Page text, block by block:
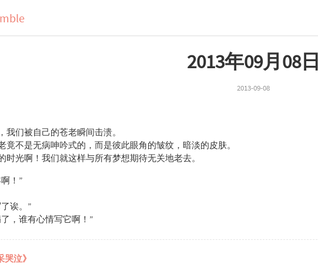
2013年09月08日
2013-09-08
我们被自己的苍老瞬间击溃。
竟不是无病呻吟式的，而是彼此眼角的皱纹，暗淡的皮肤。
时光啊！我们就这样与所有梦想期待无关地老去。
！”
诶。”
，谁有心情写它啊！”
哭泣》